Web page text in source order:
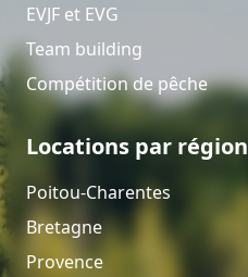
EVJF et EVG
Team building
Compétition de pêche
Locations par région
Poitou-Charentes
Bretagne
Provence